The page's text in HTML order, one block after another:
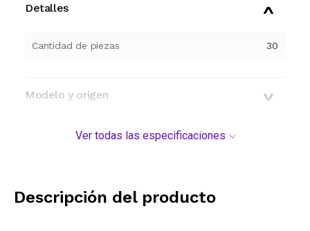
Detalles
Cantidad de piezas 30
Modelo y origen
Ver todas las especificaciones
Descripción del producto